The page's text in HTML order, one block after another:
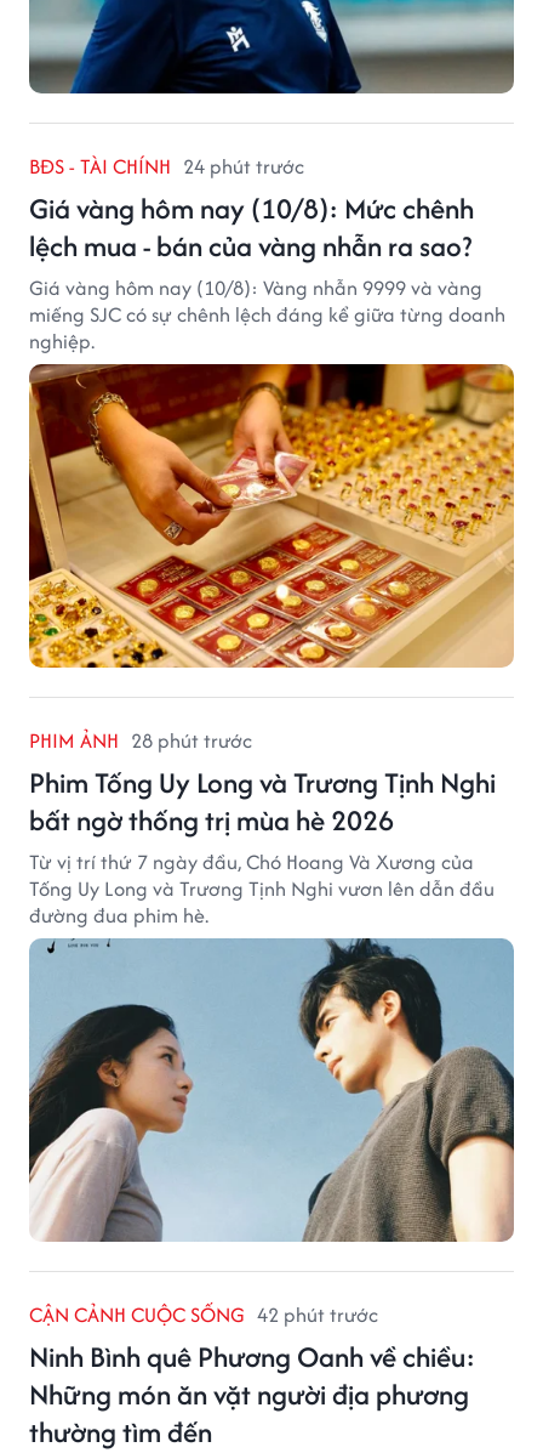
BĐS - TÀI CHÍNH 24 phút trước
Giá vàng hôm nay (10/8): Mức chênh
lệch mua - bán của vàng nhẫn ra sao?
Giá vàng hôm nay (10/8): Vàng nhẫn 9999 và vàng
miếng SJC có sự chênh lệch đáng kể giữa từng doanh
nghiệp.
PHIM ẢNH 28 phút trước
Phim Tống Uy Long và Trương Tịnh Nghi
bất ngờ thống trị mùa hè 2026
Từ vị trí thứ 7 ngày đầu, Chó Hoang Và Xương của
Tống Uy Long và Trương Tịnh Nghi vươn lên dẫn đầu
đường đua phim hè.
CẬN CẢNH CUỘC SỐNG 42 phút trước
Ninh Bình quê Phương Oanh về chiều:
Những món ăn vặt người địa phương
thường tìm đến